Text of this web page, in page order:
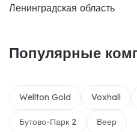
Ленинградская область
Популярные
Wellton Gold Voxhall
Бутово-Парк 2 Веер